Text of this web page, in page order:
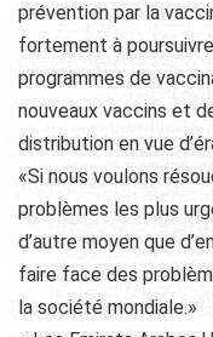
prévention par la
fortement à
programmes de
nouveaux vaccins et
distribution en vue
«Si nous voulons
problèmes les plus
d’autre moyen que
faire face des
la société mondiale.»